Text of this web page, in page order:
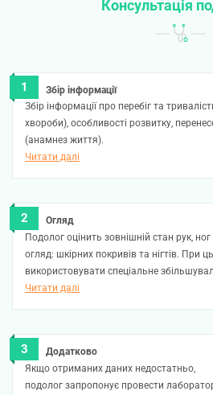
Консультація
Збір інформації
Збір інформації про перебіг та
хвороби), особливості розвитку,
(анамнез життя).
Читати далі
Огляд
Подолог оцінить зовнішній стан рук,
огляд: шкірних покривів та нігтів. При
використовувати спеціальне
Читати далі
Додатково
Якщо отриманих даних недостатньо,
подолог запропонує провести